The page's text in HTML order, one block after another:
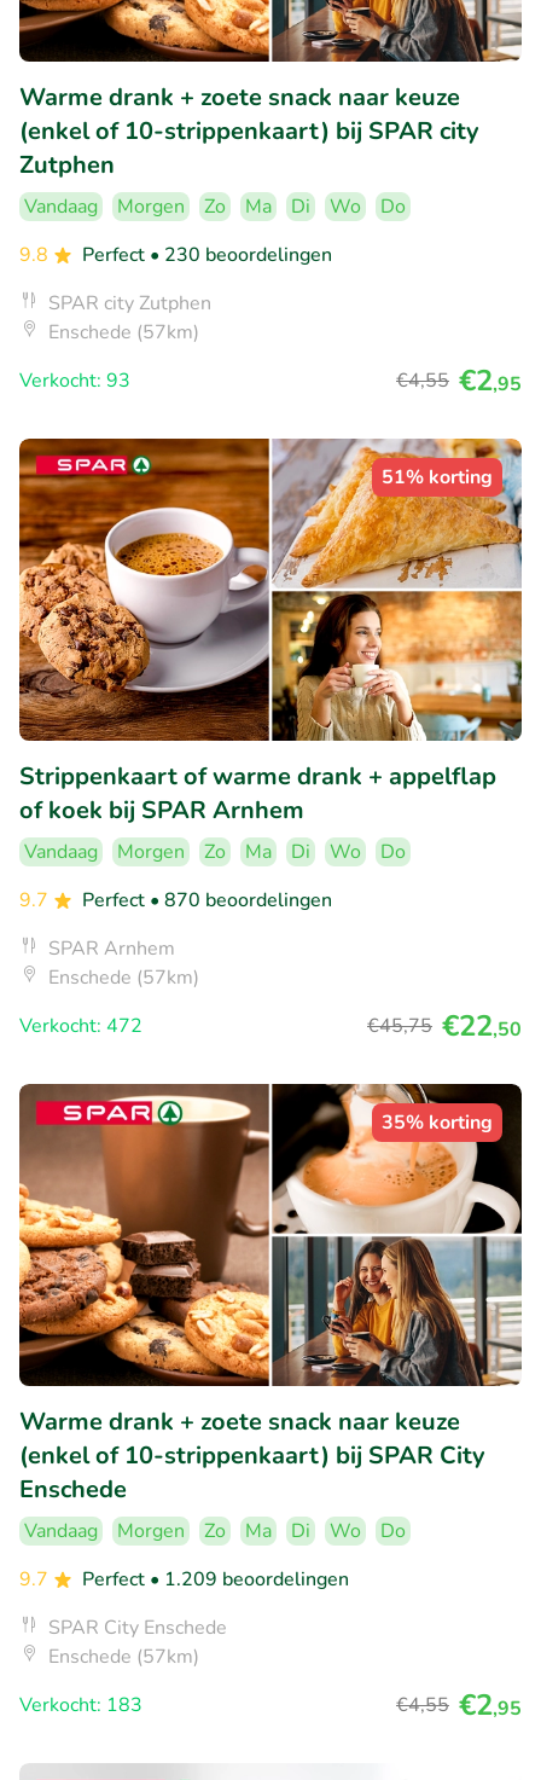
Warme drank + zoete snack naar keuze
(enkel of 10-strippenkaart) bij SPAR city
Zutphen
Vandaag Morgen Zo Ma Di Wo
Do
9.8
Perfect • 230 beoordelingen
SPAR city Zutphen
Enschede (57km)
Verkocht: 93
€4,55 €2,95
51% korting
Strippenkaart of warme drank + appelflap
of koek bij SPAR Arnhem
Vandaag Morgen Zo Ma Di Wo
Do
9.7
Perfect • 870 beoordelingen
SPAR Arnhem
Enschede (57km)
Verkocht: 472
€45,75 €22,50
35% korting
Warme drank + zoete snack naar keuze
(enkel of 10-strippenkaart) bij SPAR City
Enschede
Vandaag Morgen Zo Ma Di Wo
Do
9.7
Perfect • 1.209 beoordelingen
SPAR City Enschede
Enschede (57km)
Verkocht: 183
€4,55 €2,95